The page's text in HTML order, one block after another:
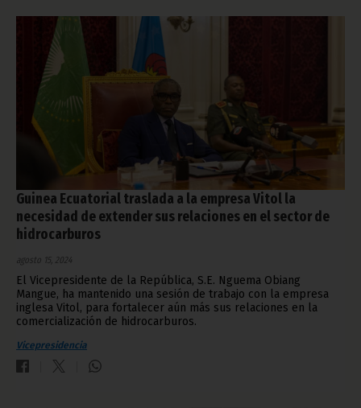
Guinea Ecuatorial traslada a la empresa Vitol la
necesidad de extender sus relaciones en el sector de
hidrocarburos
agosto 15, 2024
El Vicepresidente de la República, S.E. Nguema Obiang
Mangue, ha mantenido una sesión de trabajo con la empresa
inglesa Vitol, para fortalecer aún más sus relaciones en la
comercialización de hidrocarburos.
Vicepresidencia